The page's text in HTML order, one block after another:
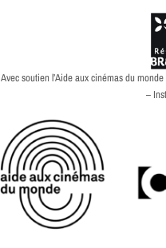
Avec soutien l’Aide aux cinémas du
–